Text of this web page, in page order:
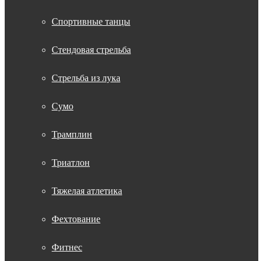
Спортивные танцы
Стендовая стрельба
Стрельба из лука
Сумо
Трамплин
Триатлон
Тяжелая атлетика
Фехтование
Фитнес